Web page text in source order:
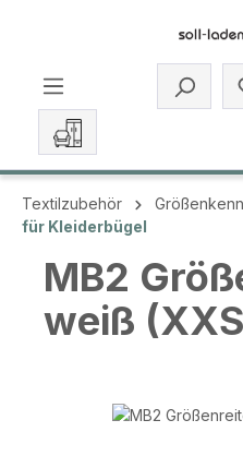
Textilzubehör
für Kleiderbügel
MB2
weiß
Bildergalerie überspringen